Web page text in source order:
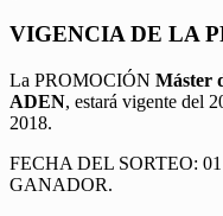
VIGENCIA DE LA
La PROMOCIÓN Máster
ADEN, estará vigente del
2018.
FECHA DEL SORTEO:
GANADOR.